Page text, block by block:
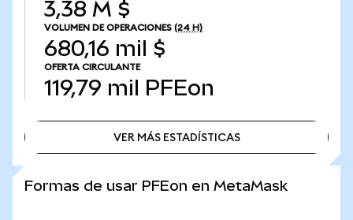
3,38 M $
VOLUMEN DE OPERACIONES (24 H)
680,16 mil $
OFERTA CIRCULANTE
119,79 mil PFEon
VER MÁS ESTADÍSTICAS
Formas de usar PFEon en MetaMask